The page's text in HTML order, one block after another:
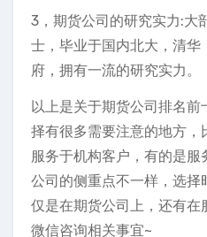
3，期货公司的研究实力:大
士，毕业于国内北大，清华
府，拥有一流的研究实力。
以上是关于期货公司排名
择有很多需要注意的地方，
服务于机构客户，有的是
公司的侧重点不一样，选择
仅是在期货公司上，还有在
微信咨询相关事宜~